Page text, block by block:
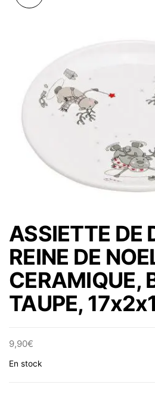
ASSIETTE DE
REINE DE
CERAMIQUE,
TAUPE,
9,90€
En stock